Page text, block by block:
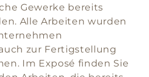
Gewerke bereits
Alle Arbeiten wurden
zur Fertigstellung
Im Exposé finden Sie